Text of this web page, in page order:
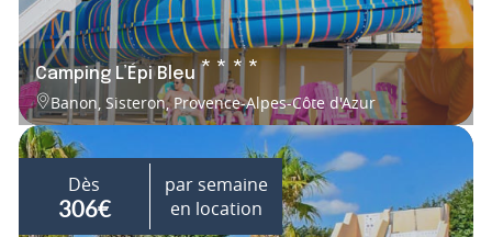
Camping L’Épi Bleu ****
Banon, Sisteron, Provence-Alpes-Côte d'Azur
Dès
306€
par semaine
en location